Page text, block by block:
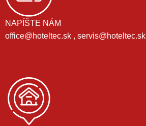
NAPÍŠTE NÁM
office@hoteltec.sk , servis@hoteltec.sk